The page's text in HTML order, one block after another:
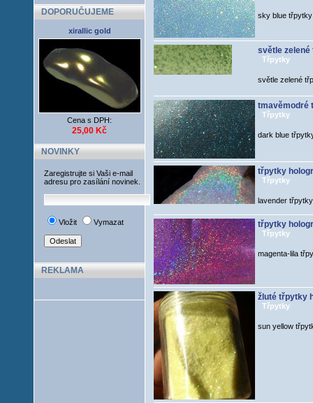
DOPORUČUJEME
xirallic gold
Cena s DPH:
25,00 Kč
NOVINKY
Zaregistrujte si Vaši e-mail
adresu pro zasílání novinek.
Vložit Vymazat
REKLAMA
sky blue
světle
Třpytky
světle zelené
tmavěmodré
Třpytky
dark blue
třpytky
Třpytky
lavender
třpytky
Třpytky
magenta-lila
žluté třpytky
Třpytky
sun yellow